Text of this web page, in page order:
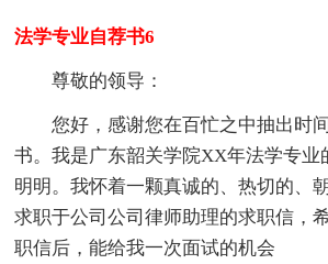
法学专业自荐书6
尊敬的领导：
您好，感谢您在百忙之中抽出时
书。我是广东韶关学院XX年法学专业
明明。我怀着一颗真诚的、热切的、
求职于公司公司律师助理的求职信，
职信后，能给我一次面试的机会